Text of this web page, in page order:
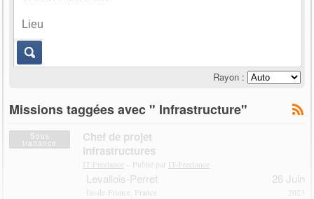
Rayon :
Missions taggées avec " Infrastructure"
Sous
traitance
Chef de projet
infrastructures
IT Freelance – Publié par IT-Freelance
Levallois-Perret
Île-de-France, France
26 Juin
2023